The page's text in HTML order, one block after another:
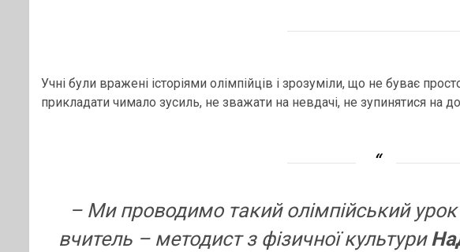
Учні були вражені історіями олімпійців і зрозуміли, що не буває
прикладати чимало зусиль, не зважати на невдачі, не зупинятися на
– Ми проводимо такий олімпійський урок
вчитель – методист з фізичної культури